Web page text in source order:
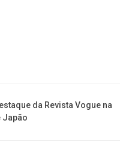
da Revista Vogue na
Japão